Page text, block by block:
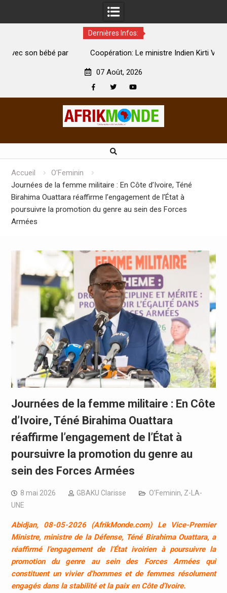
Dernières Infos:
Coopération: Le ministre Indien Kirti Vardhan Singh à
07 Août, 2026
Accueil
O'Feminin
Journées de la femme militaire : En Côte d’Ivoire, Téné
Birahima Ouattara réaffirme l’engagement de l’État à
poursuivre la promotion du genre au sein des Forces
Armées
Journées de la femme militaire : En Côte
d’Ivoire, Téné Birahima Ouattara
réaffirme l’engagement de l’État à
poursuivre la promotion du genre au
sein des Forces Armées
8 mai 2026 GBAKU Clarisse O'Feminin, Z-LA-
UNE
Abidjan, 08-05-2026 (AfrikMonde.com) Le Vice-Premier
Ministre, ministre de la Défense, Téné Birahima Ouattara, a
réaffirmé l’engagement de l’État ivoirien à poursuivre la
promotion du genre au sein des Forces Armées qui
constituent un vivier d’hommes et de femmes résolument
engagés dans la stabilité et la paix en Côte d’Ivoire.